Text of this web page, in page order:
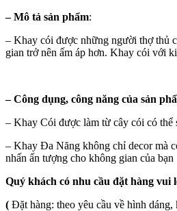
–Mô tả sản phẩm:
– Khay cói được những người thợ thủ
gian trở nên ấm áp hơn. Khay cói với
–Công dụng, công năng của sản
– Khay Cói được làm từ cây cói có thể
– Khay Đa Năng không chỉ decor mà
nhấn ấn tượng cho không gian của bạn
Quý khách có nhu cầu đặt hàng vui
( Đặt hàng: theo yêu cầu về hình